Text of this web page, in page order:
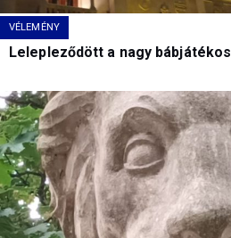
VÉLEMÉNY
Lelepleződött a nagy bábjátékos